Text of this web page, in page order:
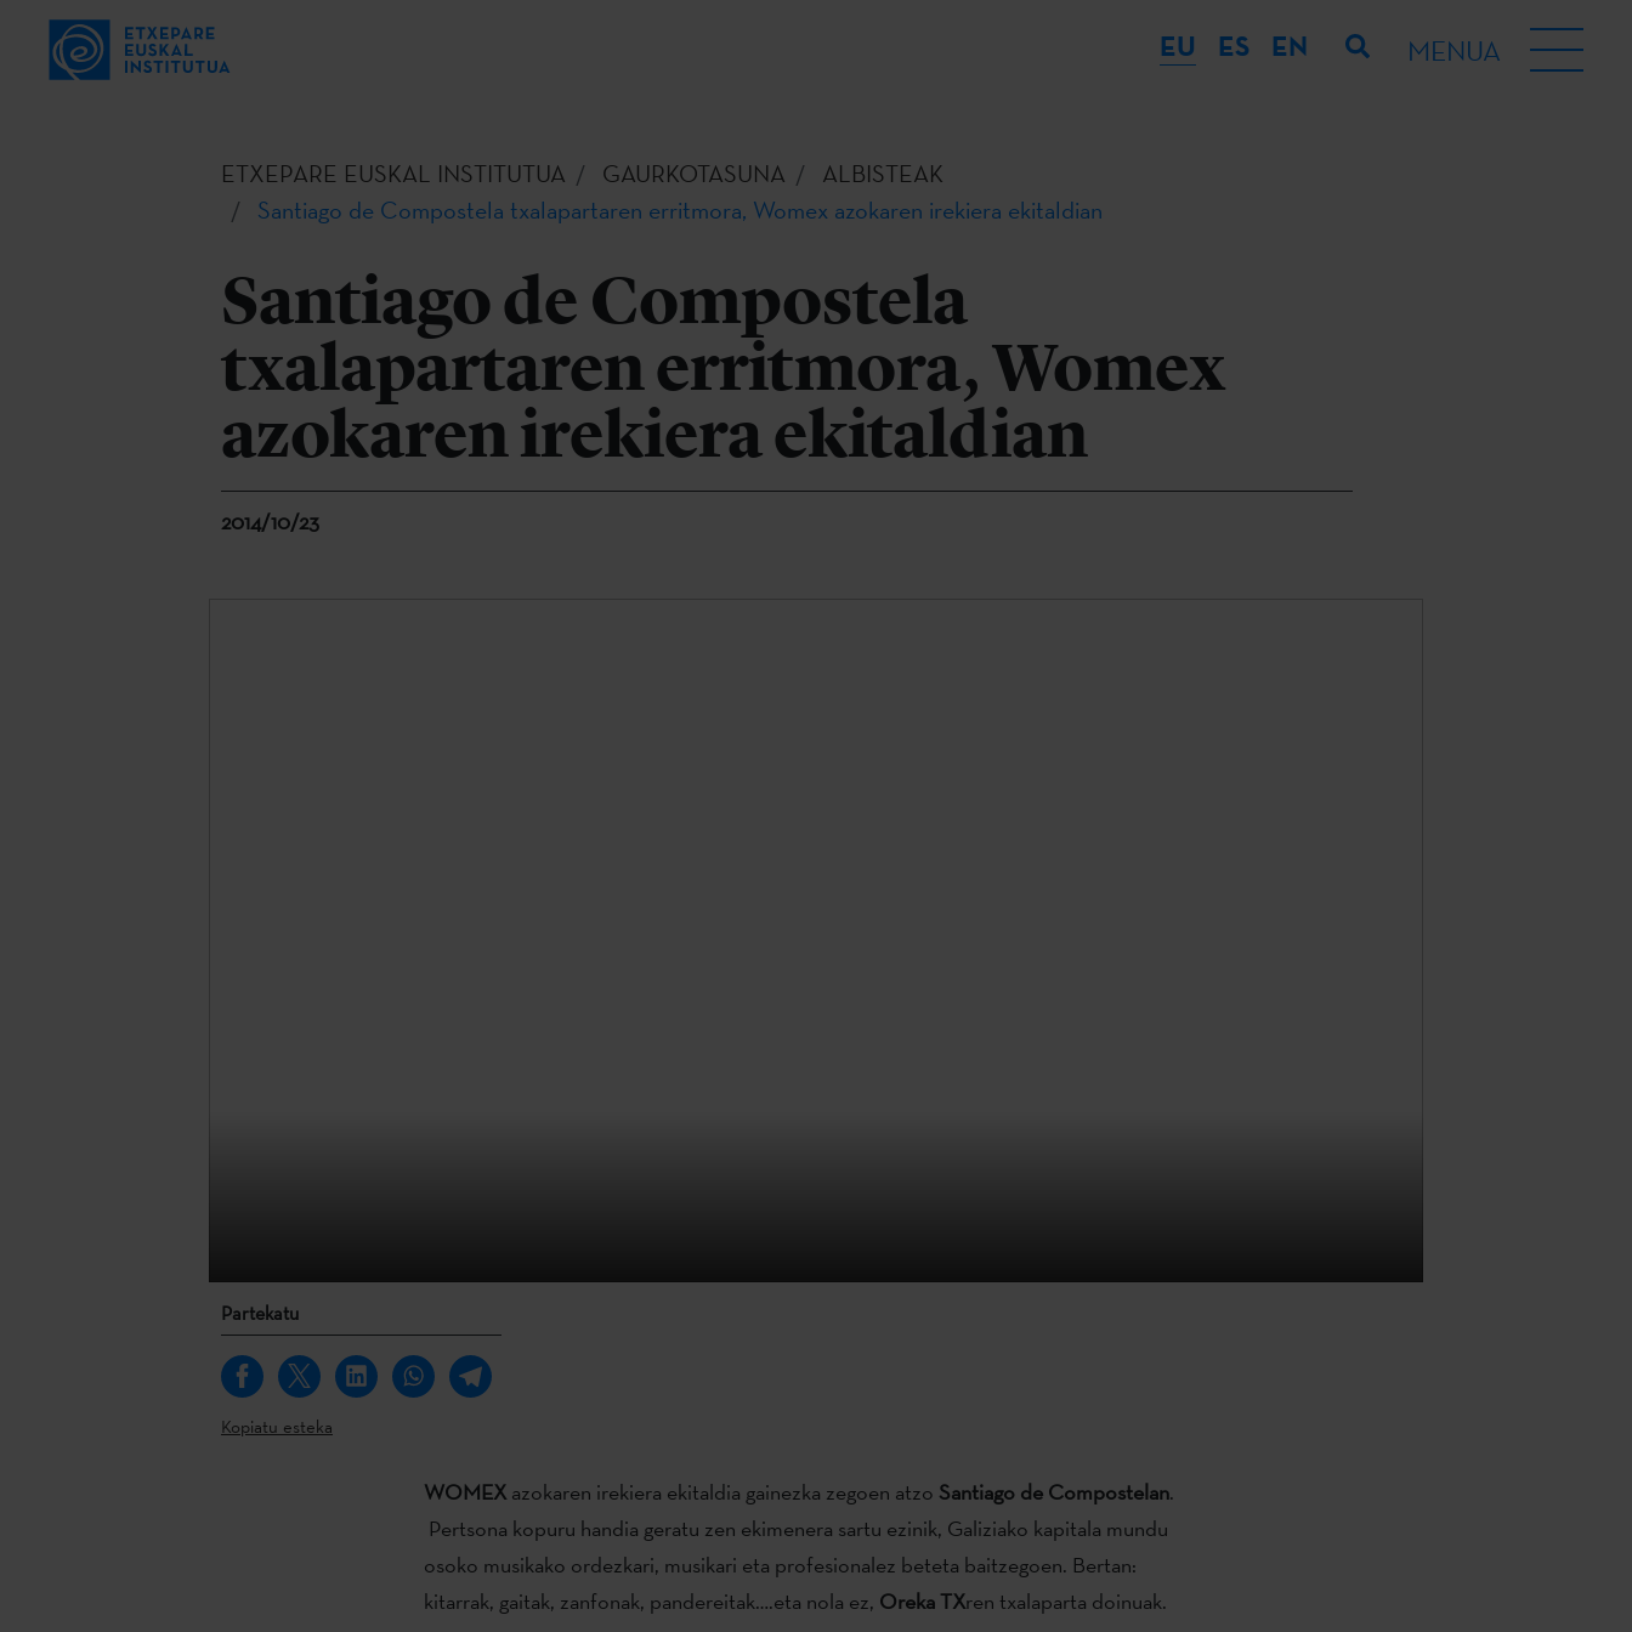
EU ES EN MENUA
ETXEPARE EUSKAL INSTITUTUA GAURKOTASUNA
ALBISTEAK
Santiago de Compostela txalapartaren erritmora, Womex azokaren irekiera ekitaldian
Santiago de Compostela
txalapartaren erritmora, Womex
azokaren irekiera ekitaldian
2014/10/23
Partekatu
Kopiatu esteka
WOMEX azokaren irekiera ekitaldia gainezka zegoen atzo Santiago de Compostelan.
Pertsona kopuru handia geratu zen ekimenera sartu ezinik, Galiziako kapitala mundu
osoko musikako ordezkari, musikari eta profesionalez beteta baitzegoen. Bertan:
kitarrak, gaitak, zanfonak, pandereitak….eta nola ez, Oreka TXren txalaparta doinuak.